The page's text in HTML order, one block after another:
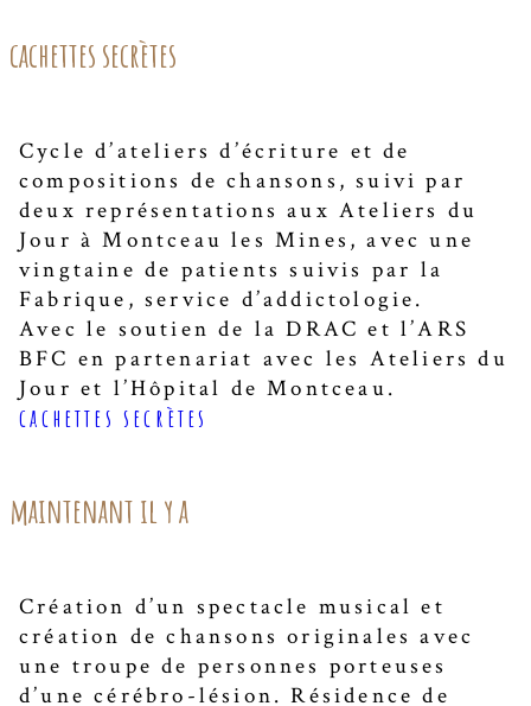
cachettes secrètes
Cycle d’ateliers d’écriture et de
compositions de chansons, suivi par
deux représentations aux Ateliers du
Jour à Montceau les Mines, avec une
vingtaine de patients suivis par la
Fabrique, service d’addictologie.
Avec le soutien de la DRAC et l’ARS
BFC en partenariat avec les Ateliers du
Jour et l’Hôpital de Montceau.
cachettes secrètes
maintenant il y a
Création d’un spectacle musical et
création de chansons originales avec
une troupe de personnes porteuses
d’une cérébro-lésion. Résidence de